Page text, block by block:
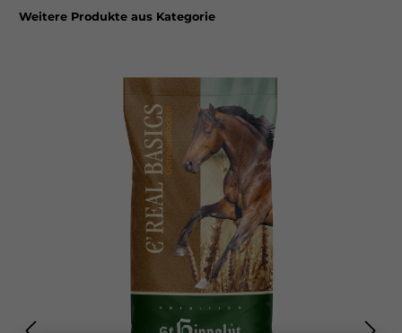
Weitere Produkte aus Kategorie